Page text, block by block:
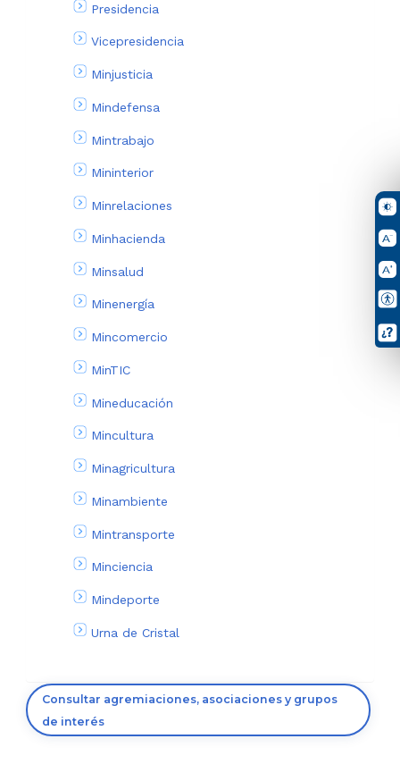
Presidencia
Vicepresidencia
Minjusticia
Mindefensa
Mintrabajo
Mininterior
Minrelaciones
Minhacienda
Minsalud
Minenergía
Mincomercio
MinTIC
Mineducación
Mincultura
Minagricultura
Minambiente
Mintransporte
Minciencia
Mindeporte
Urna de Cristal
Consultar agremiaciones, asociaciones y grupos
de interés